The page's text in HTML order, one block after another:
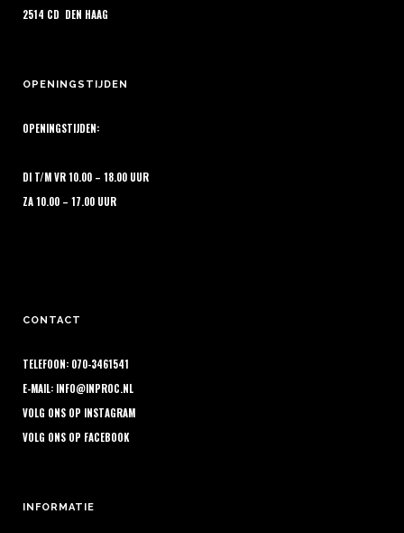
2514 CD DEN HAAG
OPENINGSTIJDEN
OPENINGSTIJDEN:
DI T/M VR 10.00 – 18.00 UUR
ZA 10.00 – 17.00 UUR
CONTACT
TELEFOON: 070-3461541
E-MAIL: INFO@INPROC.NL
VOLG ONS OP INSTAGRAM
VOLG ONS OP FACEBOOK
INFORMATIE